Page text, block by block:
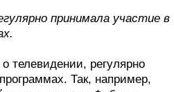
принимала участие в
телевидении, регулярно
Так, например,